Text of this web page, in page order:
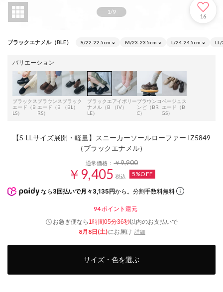
1/9
16
ブラックエナメル（BLE） S/22-22.5cm ○ M/23-23.5cm ○ L/24-24.5cm ○
バリエーション
ブラックス
エード（B
LS）
ブラウンス
エード（B
RS）
ブラック
（BL）
ブラックエ
ナメル（B
LE）
アイボリー
（IV）
ブラウンコ
ンビ（BR
C）
ベージュス
エード（B
GS）
【S-LLサイズ展開・軽量】スニーカーソールローファー IZ5849
（ブラックエナメル）
通常価格：￥9,900
￥9,405 税込 5%OFF
なら 3回払いで月々3,135円から。分割手数料無料
94ポイント還元
お急ぎ便なら 1時間05分35秒以内のお支払いで
8月8日(土)にお届け 詳細
サイズ・色を選ぶ